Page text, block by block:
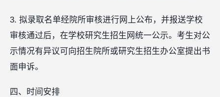
3. 拟录取名单经院所审核进行网上公布，并报送学校
审核通过后，在学校研究生招生网统一公示。考生对公
示情况有异议可向招生院所或研究生招生办公室提出书
面申诉。
四、时间安排